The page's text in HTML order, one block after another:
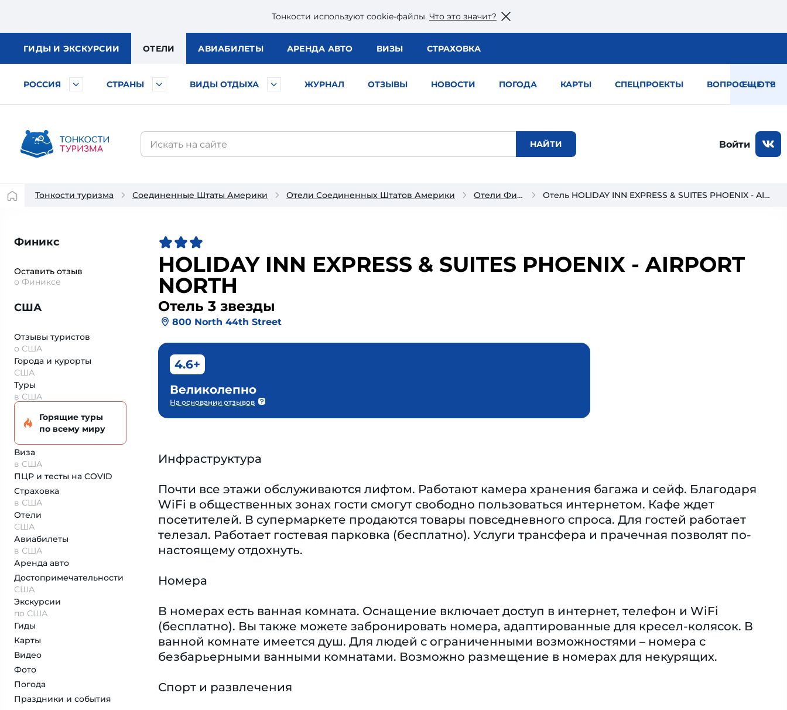
Тонкости используют сookie-файлы. Что это значит?
ГИДЫ И ЭКСКУРСИИ ОТЕЛИ АВИАБИЛЕТЫ АРЕНДА АВТО ВИЗЫ СТРАХОВКА
РОССИЯ СТРАНЫ ВИДЫ ОТДЫХА ЖУРНАЛ ОТЗЫВЫ НОВОСТИ ПОГОДА КАРТЫ СПЕЦПРОЕКТЫ ВОПРОС — ОТВЕТ
ЕЩЕ
Войти
Тонкости туризма Соединенные Штаты Америки Отели Соединенных Штатов Америки Отели Финикса Отель HOLIDAY INN EXPRESS & SUITES PHOENIX - AIRPORT NORTH 3*
Финикс
Оставить отзыв
о Финиксе
США
Отзывы туристов
о США
Города и курорты
США
Туры
в США
Горящие туры
по всему миру
Виза
в США
ПЦР и тесты на COVID
Страховка
в США
Отели
США
Авиабилеты
в США
Аренда авто
Достопримеча­тельности
США
Экскурсии
по США
Гиды
Карты
Видео
Фото
Погода
Праздники и события
HOLIDAY INN EXPRESS & SUITES PHOENIX - AIRPORT
NORTH
Отель 3 звезды
800 North 44th Street
4.6+
Великолепно
На основании отзывов
Инфраструктура
Почти все этажи обслуживаются лифтом. Работают камера хранения багажа и сейф. Благодаря
WiFi в общественных зонах гости смогут свободно пользоваться интернетом. Кафе ждет
посетителей. В супермаркете продаются товары повседневного спроса. Для гостей работает
телезал. Работает гостевая парковка (бесплатно). Услуги трансфера и прачечная позволят по-
настоящему отдохнуть.
Номера
В номерах есть ванная комната. Оснащение включает доступ в интернет, телефон и WiFi
(бесплатно). Вы также можете забронировать номера, адаптированные для кресел-колясок. В
ванной комнате имеется душ. Для людей с ограниченными возможностями – номера с
безбарьерными ванными комнатами. Возможно размещение в номерах для некурящих.
Спорт и развлечения